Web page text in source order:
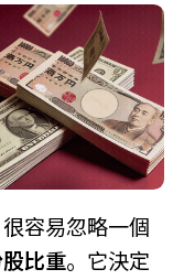
容易忽略一個
比重。它決定